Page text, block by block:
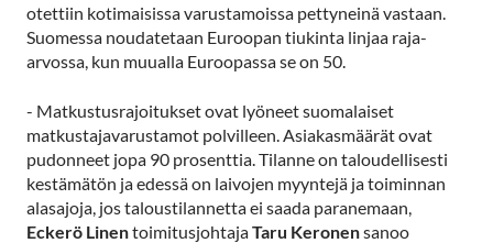
otettiin kotimaisissa varustamoissa pettyneinä vastaan.
Suomessa noudatetaan Euroopan tiukinta linjaa raja-
arvossa, kun muualla Euroopassa se on 50.
- Matkustusrajoitukset ovat lyöneet suomalaiset
matkustajavarustamot polvilleen. Asiakasmäärät ovat
pudonneet jopa 90 prosenttia. Tilanne on taloudellisesti
kestämätön ja edessä on laivojen myyntejä ja toiminnan
alasajoja, jos taloustilannetta ei saada paranemaan,
Eckerö LinentoimitusjohtajaTaru Keronensanoo